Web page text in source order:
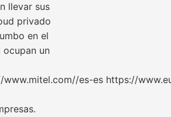
llevar sus
privado
en el
un
es-es https://